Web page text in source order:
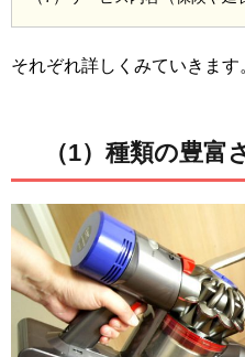
それぞれ詳しくみていきます
（1）種類の豊富